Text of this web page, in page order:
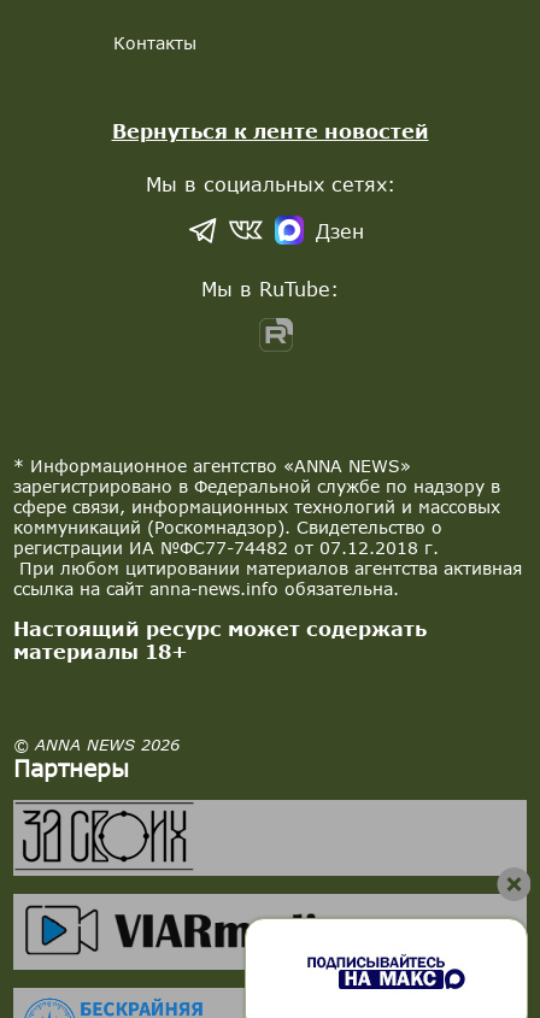
* Информационное агентство «ANNA NEWS»
зарегистрировано в Федеральной службе по надзору в
сфере связи, информационных технологий и массовых
коммуникаций (Роскомнадзор). Свидетельство о
регистрации ИА №ФС77-74482 от 07.12.2018 г.
При любом цитировании материалов агентства активная
ссылка на сайт anna-news.info обязательна.
Настоящий ресурс может содержать
материалы 18+
© ANNA NEWS 2026
Партнеры
Контакты
Вернуться к ленте новостей
Мы в социальных сетях:
Дзен
Мы в RuTube: